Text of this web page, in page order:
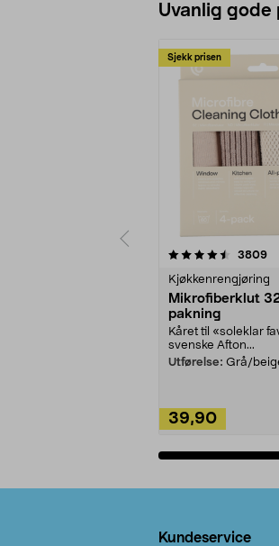
Uvanlig gode
Sjekk prisen
3809
Kjøkkenrengjøring
Mikrofiberklut
pakning
Kåret til «soleklar
svenske Afton...
Utførelse: Grå/
39,90
4.5av 5
Kundeservice